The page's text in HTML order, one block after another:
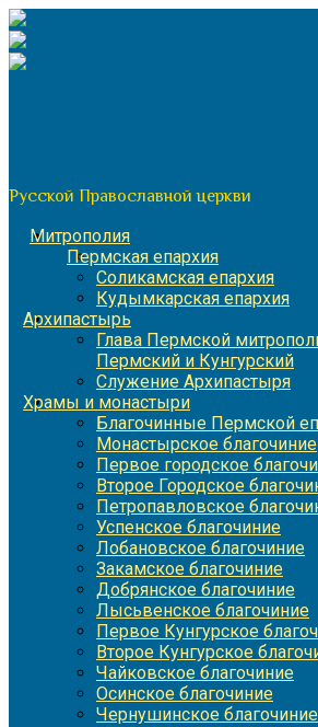
Перейти
к
содержимому
Русской Православной церкви
Митрополия
Пермская епархия
Соликамская епархия
Кудымкарская епархия
Архипастырь
Глава Пермской
Пермский и Кунгурский
Служение Архипастыря
Храмы и монастыри
Благочинные Пермской
Монастырское благочиние
Первое городское
Второе Городское
Петропавловское
Успенское благочиние
Лобановское благочиние
Закамское благочиние
Добрянское благочиние
Лысьвенское благочиние
Первое Кунгурское
Второе Кунгурское
Чайковское благочиние
Осинское благочиние
Чернушинское благочиние